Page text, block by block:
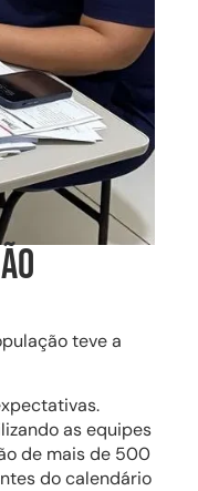
teve a
as equipes
de mais de 500
do calendário